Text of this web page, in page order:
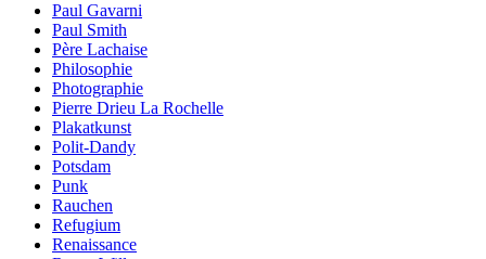
Paul Gavarni
Paul Smith
Père Lachaise
Philosophie
Photographie
Pierre Drieu La Rochelle
Plakatkunst
Polit-Dandy
Potsdam
Punk
Rauchen
Refugium
Renaissance